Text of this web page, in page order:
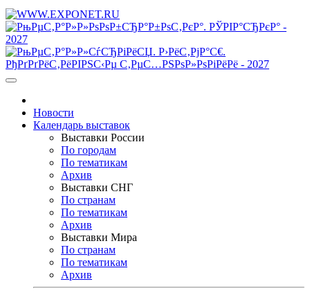
Новости
Календарь выставок
Выставки России
По городам
По тематикам
Архив
Выставки СНГ
По странам
По тематикам
Архив
Выставки Мира
По странам
По тематикам
Архив